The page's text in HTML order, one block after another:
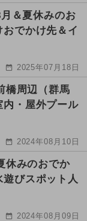
＆夏休みのお
でかけ先＆イ
2025年07月18日
橋周辺（群馬
内・屋外プール
2024年08月10日
休みのおでか
びスポット人
2024年08月09日